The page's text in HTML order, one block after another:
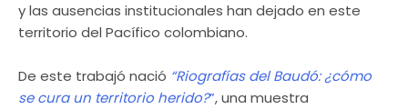
y las ausencias institucionales han dejado en este
territorio del Pacífico colombiano.
De este trabajó nació “Riografías del Baudó: ¿cómo
se cura un territorio herido?”, una muestra